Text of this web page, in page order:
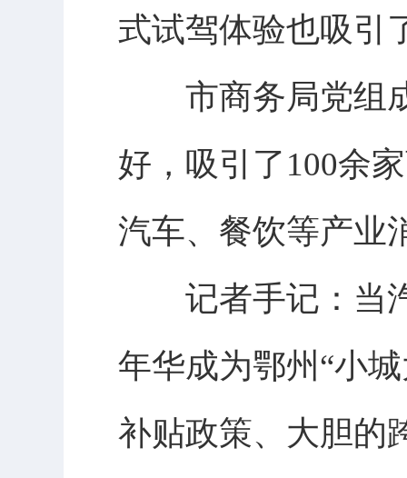
式试驾体验也吸引
市商务局党组成
好，吸引了100余
汽车、餐饮等产业
记者手记：当汽
年华成为鄂州“小
补贴政策、大胆的